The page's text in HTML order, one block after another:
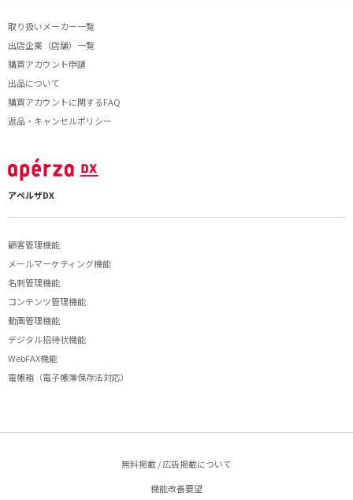
取り扱いメーカー一覧
出店企業（店舗）一覧
購買アカウント申請
出品について
購買アカウントに関するFAQ
返品・キャンセルポリシー
アペルザDX
顧客管理機能
メールマーケティング機能
名刺管理機能
コンテンツ管理機能
動画管理機能
デジタル招待状機能
WebFAX機能
電帳箱（電子帳簿保存法対応）
無料掲載 / 広告掲載について
機能改善要望